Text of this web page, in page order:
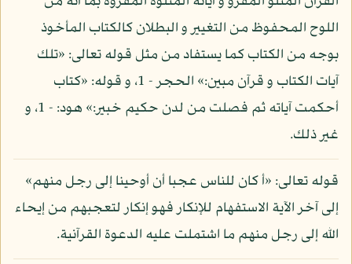
اللوح المحفوظ من التغيير و البطلان كالكتاب المأخوذ
بوجه من الكتاب كما يستفاد من مثل قوله تعالى: «تلك
آيات الكتاب و قرآن مبين:» الحجر - 1، و قوله: «كتاب
أحكمت آياته ثم فصلت من لدن حكيم خبير:» هود: - 1، و
غير ذلك.
قوله تعالى: «أ كان للناس عجبا أن أوحينا إلى رجل منهم»
إلى آخر الآية الاستفهام للإنكار فهو إنكار لتعجبهم من إيحاء
الله إلى رجل منهم ما اشتملت عليه الدعوة القرآنية.